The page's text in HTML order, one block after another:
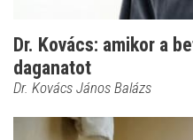
Dr. Kovács: amikor a
daganatot
Dr. Kovács János Balázs